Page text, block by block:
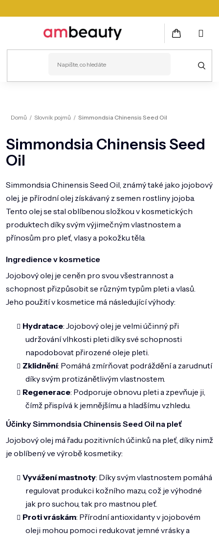
na
NÁKUPNÍ
KOŠÍK
VLASY
ZDRAVÍ
KOSMETICKÉ PŘÍSTROJE
TĚLO
MUŽI
DOMÁCNOST
ZNAČKY
O NÁS
BLOG
Domů / Slovník pojmů / Simmondsia Chinensis Seed Oil
Simmondsia Chinensis Seed
Oil
Simmondsia Chinensis Seed Oil, známý také jako jojobový
olej, je přírodní olej získávaný z semen rostliny jojoba.
Tento olej se stal oblíbenou složkou v kosmetických
produktech díky svým výjimečným vlastnostem a
přínosům pro pleť, vlasy a pokožku těla.
Ingredience v kosmetice
Jojobový olej je ceněn pro svou všestrannost a
schopnost přizpůsobit se různým typům pleti a vlasů.
Jeho použití v kosmetice má následující výhody:
Hydratace: Jojobový olej je velmi účinný při
udržování vlhkosti pleti díky své schopnosti
napodobovat přirozené oleje pleti.
Zklidnění: Pomáhá zmírňovat podráždění a zarudnutí
díky svým protizánětlivým vlastnostem.
Regenerace: Podporuje obnovu pleti a zpevňuje ji,
čímž přispívá k jemnějšímu a hladšímu vzhledu.
Účinky Simmondsia Chinensis Seed Oil na pleť
Jojobový olej má řadu pozitivních účinků na pleť, díky nimž
je oblíbený ve výrobě kosmetiky:
Vyvážení mastnoty: Díky svým vlastnostem pomáhá
regulovat produkci kožního mazu, což je výhodné
jak pro suchou, tak pro mastnou pleť.
Proti vráskám: Přírodní antioxidanty v jojobovém
oleji mohou pomoci redukovat jemné vrásky a